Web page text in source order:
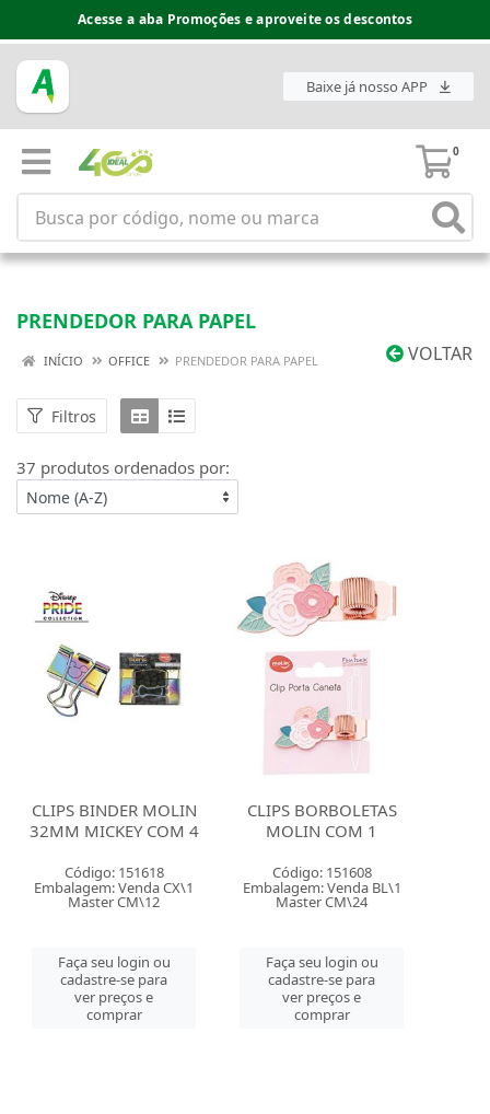
Espaço do Fornecedor disponível no acesso superior
Baixe já nosso APP
0
PRENDEDOR PARA PAPEL
VOLTAR
INÍCIO OFFICE PRENDEDOR PARA PAPEL
Filtros
37 produtos ordenados por:
CLIPS BINDER MOLIN
32MM MICKEY COM 4
Código: 151618
Embalagem: Venda CX\1
Master CM\12
Faça seu login ou
cadastre-se para
ver preços e
comprar
CLIPS BORBOLETAS
MOLIN COM 1
Código: 151608
Embalagem: Venda BL\1
Master CM\24
Faça seu login ou
cadastre-se para
ver preços e
comprar